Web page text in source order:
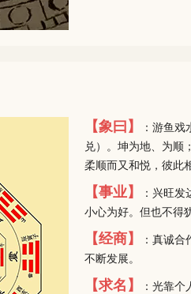
【象曰】
：游鱼
兑）。坤为地、为顺
柔顺而又和悦，彼此
【事业】
：兴旺
小心为好。但也不得
【经商】
：真诚
不断发展。
【求名】 ：光靠